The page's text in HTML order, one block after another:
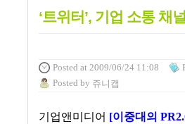
‘트위터’, 기업 소통 채
Posted at 2009/06/24 11:08
Posted by 쥬니캡
기업앤미디어 [이중대의